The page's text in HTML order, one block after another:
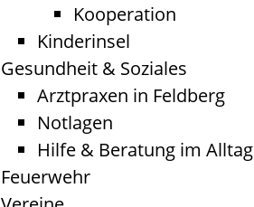
Kooperation
Kinderinsel
Gesundheit & Soziales
Arztpraxen in Feldberg
Notlagen
Hilfe & Beratung im Alltag
Feuerwehr